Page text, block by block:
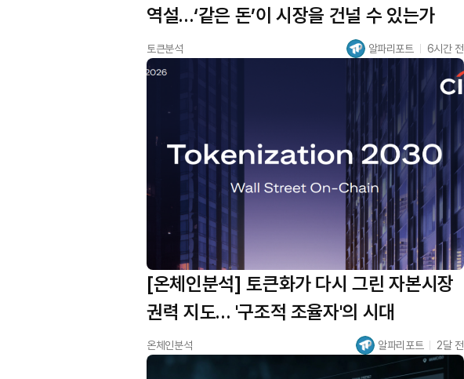
역설…‘같은 돈’이 시장을 건널 수 있는가
토큰분석 알파리포트 6시간 전
[온체인분석] 토큰화가 다시 그린 자본시장
권력 지도… '구조적 조율자'의 시대
온체인분석 알파리포트 2달 전